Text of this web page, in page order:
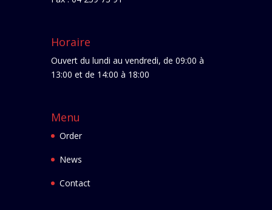
Horaire
Ouvert du lundi au vendredi, de 09:00 à
13:00 et de 14:00 à 18:00
Menu
Order
News
Contact